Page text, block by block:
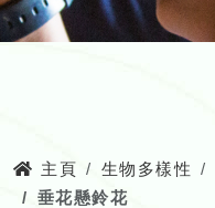
主頁 生物多樣性
垂花懸鈴花